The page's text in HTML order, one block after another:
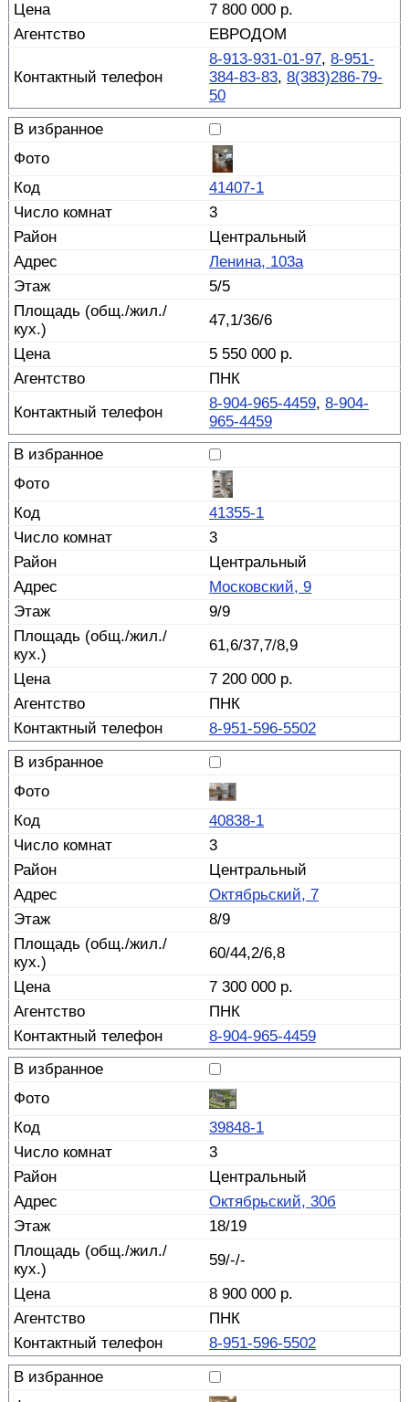
7 800 000 р.
ЕВРОДОМ
8-913-931-01-97,8-951-
384-83-83,8(383)286-79-
50
41407-1
3
Центральный
Ленина, 103а
5/5
47,1/36/6
5 550 000 р.
ПНК
8-904-965-4459,8-904-
965-4459
41355-1
3
Центральный
Московский, 9
9/9
61,6/37,7/8,9
7 200 000 р.
ПНК
8-951-596-5502
40838-1
3
Центральный
Октябрьский, 7
8/9
60/44,2/6,8
7 300 000 р.
ПНК
8-904-965-4459
39848-1
3
Центральный
Октябрьский, 30б
18/19
59/-/-
8 900 000 р.
ПНК
8-951-596-5502